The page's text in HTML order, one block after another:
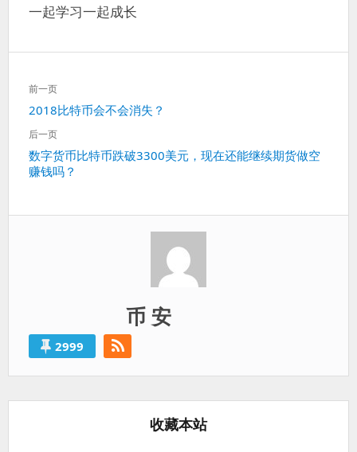
一起学习一起成长
文
章
导
航
前一页
上
一
篇：
2018比特币会不会消失？
后一页
下
一
数字货币比特币跌破3300美元，现在还能继续期货做空
赚钱吗？
币 安
2999
收藏本站